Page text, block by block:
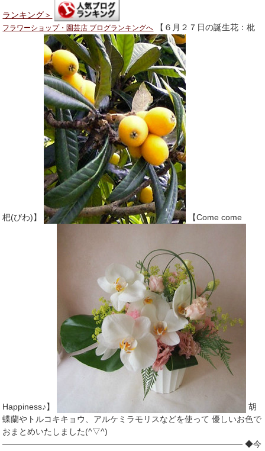
ランキング＞
フラワーショップ・園芸店 ブログランキングへ 【６月２７日の誕生花：枇
杷(びわ)】 【Come come
Happiness♪】
胡
蝶蘭やトルコキキョウ、アルケミラモリスなどを使って 優しいお色で
おまとめいたしました(^▽^)
――――――――――――――――――――――――――――― ◆今